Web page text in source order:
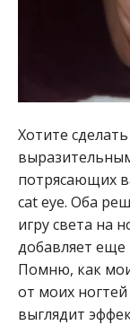
Хотите
потрясающих
cat eye. Оба
игру света на
добавляет еще
Помню, как
от моих
выглядит